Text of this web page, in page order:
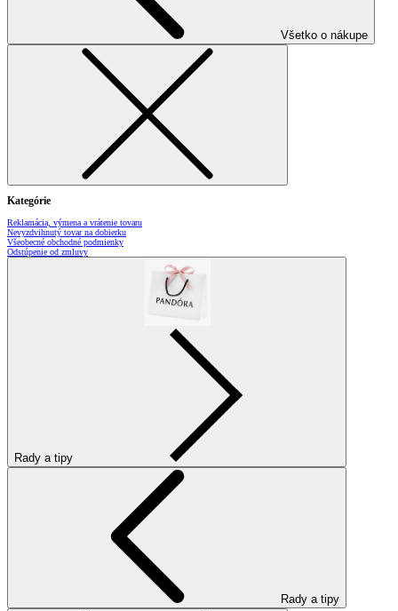
Všetko o nákupe
Kategórie
Reklamácia, výmena a vrátenie tovaru
Nevyzdvihnutý tovar na dobierku
Všeobecné obchodné podmienky
Odstúpenie od zmluvy
Rady a tipy
Rady a tipy